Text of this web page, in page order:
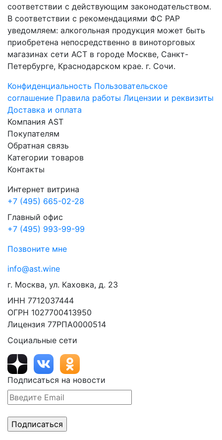
соответствии с действующим законодательством.
В соответствии с рекомендациями ФС РАР
уведомляем: алкогольная продукция может быть
приобретена непосредственно в виноторговых
магазинах сети АСТ в городе Москве, Санкт-
Петербурге, Краснодарском крае. г. Сочи.
Конфиденциальность Пользовательское
соглашение Правила работы Лицензии и реквизиты
Доставка и оплата
Компания AST
Покупателям
Обратная связь
Категории товаров
Контакты
Интернет витрина
+7 (495) 665-02-28
Главный офис
+7 (495) 993-99-99
Позвоните мне
info@ast.wine
г. Москва, ул. Каховка, д. 23
ИНН 7712037444
ОГРН 1027700413950
Лицензия 77РПА0000514
Социальные сети
Подписаться на новости